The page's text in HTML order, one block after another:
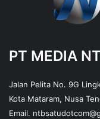
PT MEDIA
Jalan Pelita No. 9G
Kota Mataram, Nusa
Email.